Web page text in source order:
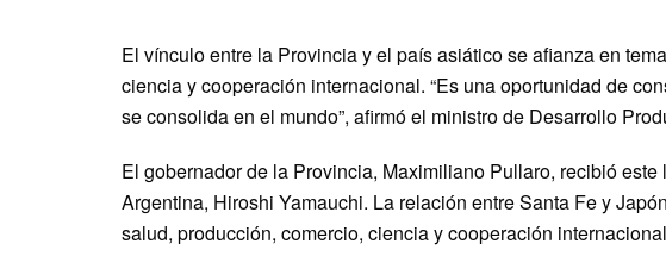
El vínculo entre la Provincia y el país asiático se afianza en
ciencia y cooperación internacional. “Es una oportunidad de
se consolida en el mundo”, afirmó el ministro de Desarrollo
El gobernador de la Provincia, Maximiliano Pullaro, recibió
Argentina, Hiroshi Yamauchi. La relación entre Santa Fe y
salud, producción, comercio, ciencia y cooperación